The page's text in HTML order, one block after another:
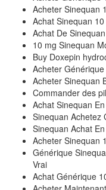
Acheter Sinequan
Achat Sinequan
Achat De
10 mg Sinequan
Buy Doxepin
Acheter
Acheter Sinequan
Commander des
Achat Sinequan
Sinequan Achetez
Sinequan Achat
Acheter Sinequan
Générique
Vrai
Achat Générique